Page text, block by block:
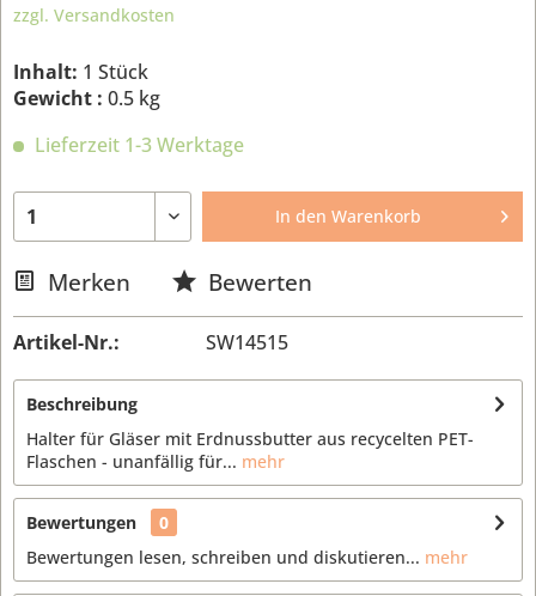
zzgl. Versandkosten
Inhalt: 1 Stück
Gewicht : 0.5 kg
Lieferzeit 1-3 Werktage
In den Warenkorb
Merken Bewerten
Artikel-Nr.: SW14515
Beschreibung
Halter für Gläser mit Erdnussbutter aus recycelten PET-
Flaschen - unanfällig für... mehr
Bewertungen
0
Bewertungen lesen, schreiben und diskutieren... mehr